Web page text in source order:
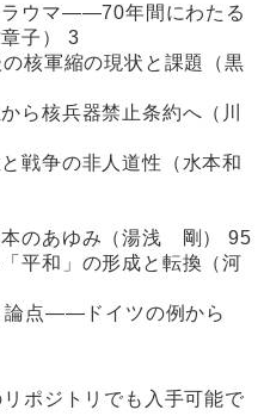
ウマ――70年間にわたる
子） 3
核軍縮の現状と課題（黒
核兵器禁止条約へ（川
戦争の非人道性（水本和
のあゆみ（湯浅 剛） 95
平和」の形成と転換（河
点――ドイツの例から
ポジトリでも入手可能で